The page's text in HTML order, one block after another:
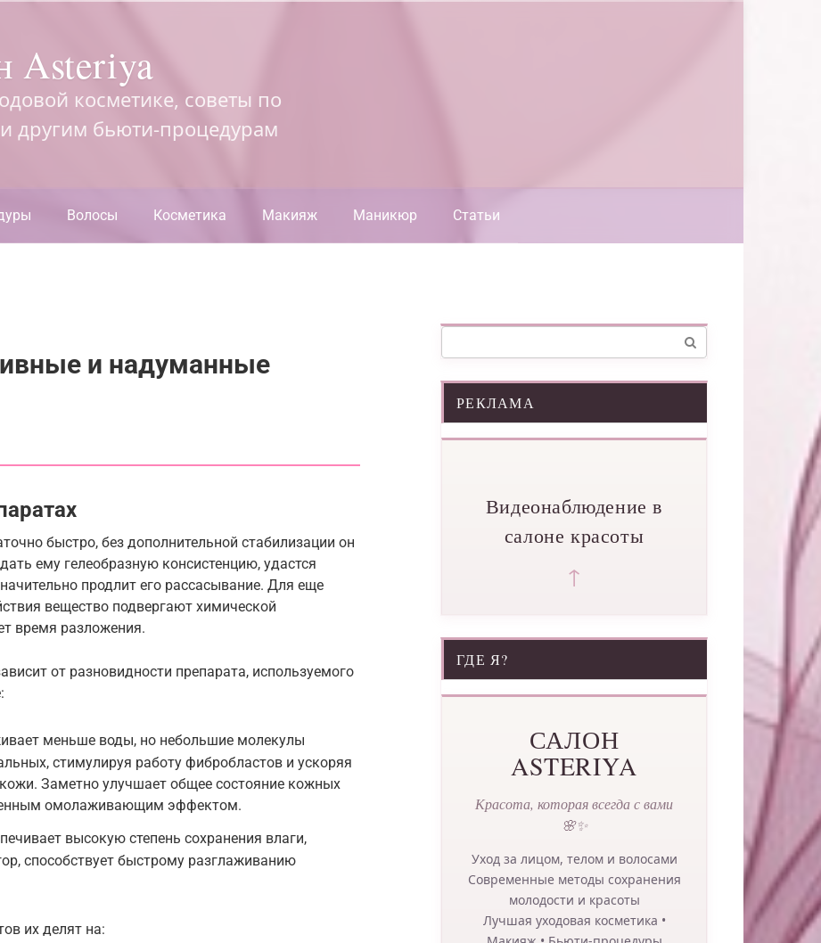
Asteriya
косметике, советы по
другим бьюти-процедурам
Волосы Косметика Макияж Маникюр Статьи
и надуманные
быстро, без дополнительной стабилизации он
ему гелеобразную консистенцию, удастся
продлит его рассасывание. Для еще
вещество подвергают химической
время разложения.
от разновидности препарата, используемого
меньше воды, но небольшие молекулы
стимулируя работу фибробластов и ускоряя
Заметно улучшает общее состояние кожных
омолаживающим эффектом.
высокую степень сохранения влаги,
способствует быстрому разглаживанию
их делят на:
РЕКЛАМА
Видеонаблюдение в
салоне красоты
↑
ГДЕ Я?
САЛОН
ASTERIYA
Красота, которая всегда с вами
🌸✨
Уход за лицом, телом и волосами
Современные методы сохранения
молодости и красоты
Лучшая уходовая косметика •